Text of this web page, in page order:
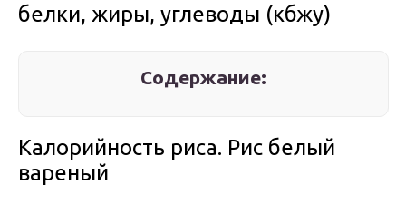
белки, жиры, углеводы (кбжу)
Содержание:
Калорийность риса. Рис белый
вареный